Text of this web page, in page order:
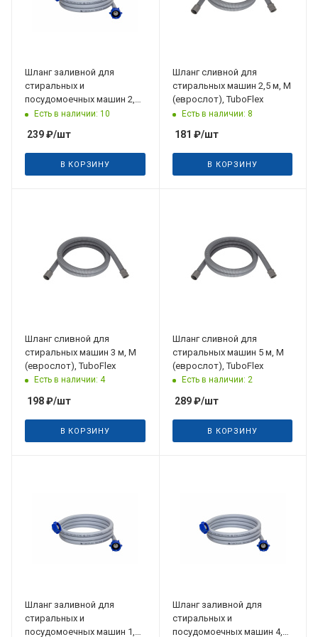
Шланг заливной для
стиральных и
посудомоечных машин 2,5
м, ТБХ-500, (еврослот),
Есть в наличии: 10
239₽/шт
В КОРЗИНУ
Шланг сливной для
стиральных машин 2,5 м, М
(еврослот), TuboFlex
Есть в наличии: 8
181 ₽/шт
В КОРЗИНУ
Шланг сливной для
стиральных машин 3 м, М
(еврослот), TuboFlex
Есть в наличии: 4
198₽/шт
В КОРЗИНУ
Шланг сливной для
стиральных машин 5 м, М
(еврослот), TuboFlex
Есть в наличии: 2
289₽/шт
В КОРЗИНУ
Шланг заливной для
стиральных и
посудомоечных машин 1,5
Шланг заливной для
стиральных и
посудомоечных машин 4,5